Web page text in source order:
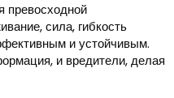
превосходной
сила, гибкость
и устойчивым.
и вредители, делая